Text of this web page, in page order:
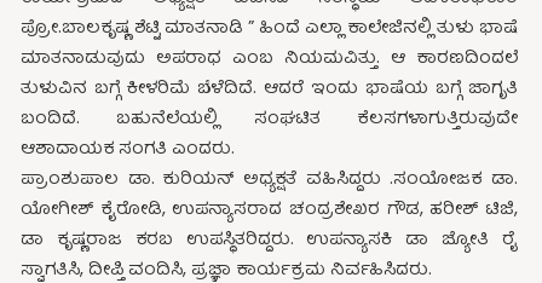
ಪ್ರೋ.ಬಾಲಕೃಷ್ಣ ಶೆಟ್ಟಿ ಮಾತನಾಡಿ ” ಹಿಂದೆ ಎಲ್ಲಾ ಕಾಲೇಜಿನಲ್ಲಿ ತುಳು ಭಾಷೆ
ಮಾತನಾಡುವುದು ಅಪರಾಧ ಎಂಬ ನಿಯಮವಿತ್ತು. ಆ ಕಾರಣದಿಂದಲೆ
ತುಳುವಿನ ಬಗ್ಗೆ ಕೀಳರಿಮೆ ಬೆಳೆದಿದೆ. ಆದರೆ ಇಂದು ಭಾಷೆಯ ಬಗ್ಗೆ ಜಾಗೃತಿ
ಬಂದಿದೆ. ಬಹುನೆಲೆಯಲ್ಲಿ ಸಂಘಟಿತ ಕೆಲಸಗಳಾಗುತ್ತಿರುವುದೇ
ಆಶಾದಾಯಕ ಸಂಗತಿ ಎಂದರು.
ಪ್ರಾಂಶುಪಾಲ ಡಾ. ಕುರಿಯನ್ ಅಧ್ಯಕ್ಷತೆ ವಹಿಸಿದ್ದರು .ಸಂಯೋಜಕ ಡಾ.
ಯೋಗೀಶ್ ಕೈರೋಡಿ, ಉಪನ್ಯಾಸರಾದ ಚಂದ್ರಶೇಖರ ಗೌಡ, ಹರೀಶ್ ಟಿಜಿ,
ಡಾ ಕೃಷ್ಣರಾಜ ಕರಬ ಉಪಸ್ಥಿತರಿದ್ದರು. ಉಪನ್ಯಾಸಕಿ ಡಾ ಜ್ಯೋತಿ ರೈ
ಸ್ವಾಗತಿಸಿ, ದೀಪ್ತಿ ವಂದಿಸಿ, ಪ್ರಜ್ಞಾ ಕಾರ್ಯಕ್ರಮ ನಿರ್ವಹಿಸಿದರು.